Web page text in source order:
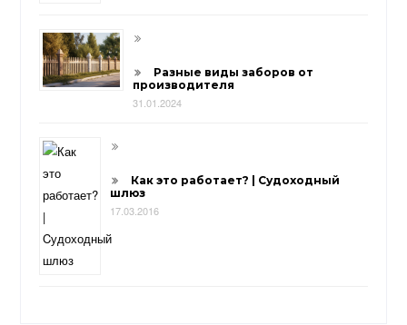
Разные виды заборов от
производителя
31.01.2024
Как это работает? | Cудоходный
шлюз
17.03.2016